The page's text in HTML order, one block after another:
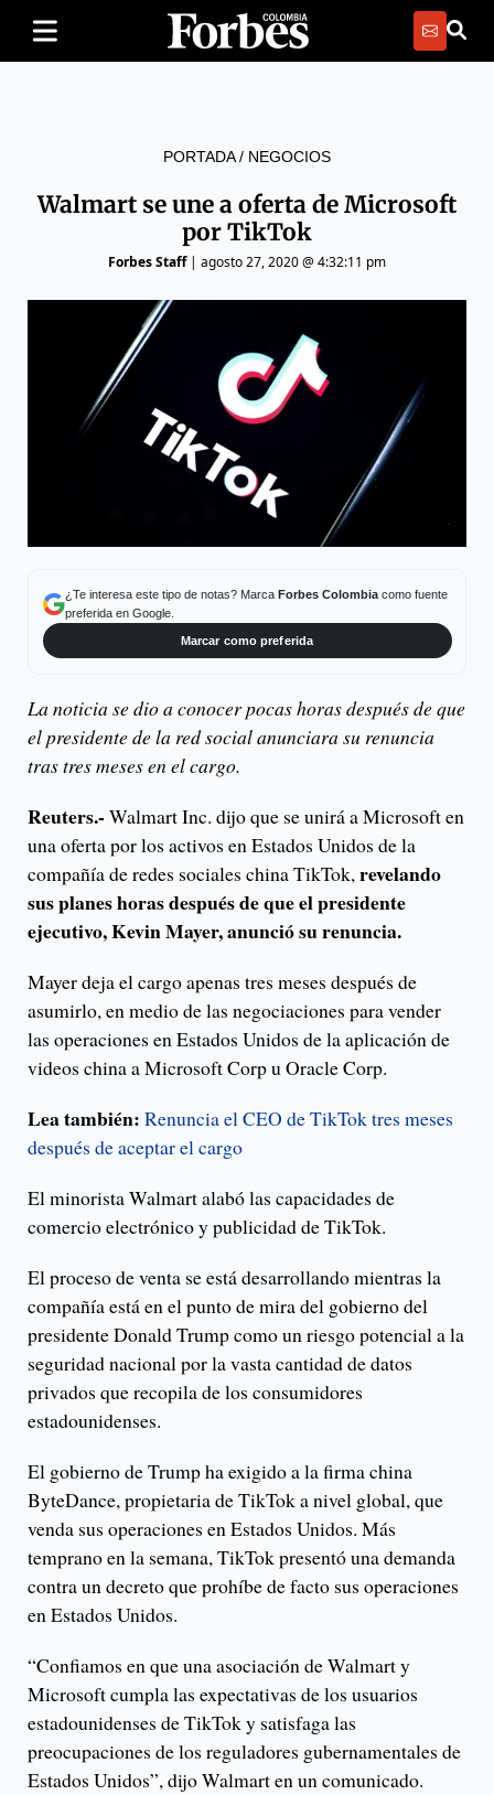
PORTADA/ NEGOCIOS
Walmart se une a oferta de Microsoft
por TikTok
Forbes Staff| agosto 27, 2020 @ 4:32:11 pm
¿Te interesa este tipo de notas? Marca Forbes Colombiacomo fuente
preferida en Google.
Marcar como preferida
La noticia se dio a conocer pocas horas después de que
el presidente de la red social anunciara su renuncia
tras tres meses en el cargo.
Reuters.- Walmart Inc. dijo que se unirá a Microsoft en
una oferta por los activos en Estados Unidos de la
compañía de redes sociales china TikTok,revelando
sus planes horas después de que el presidente
ejecutivo, Kevin Mayer, anunció su renuncia.
Mayer deja el cargo apenas tres meses después de
asumirlo, en medio de las negociaciones para vender
las operaciones en Estados Unidos de la aplicación de
videos china a Microsoft Corp u Oracle Corp.
Lea también: Renuncia el CEO de TikTok tres meses
después de aceptar el cargo
El minorista Walmart alabó las capacidades de
comercio electrónico y publicidad de TikTok.
El proceso de venta se está desarrollando mientras la
compañía está en el punto de mira del gobierno del
presidente Donald Trump como un riesgo potencial a la
seguridad nacional por la vasta cantidad de datos
privados que recopila de los consumidores
estadounidenses.
El gobierno de Trump ha exigido a la firma china
ByteDance, propietaria de TikTok a nivel global, que
venda sus operaciones en Estados Unidos. Más
temprano en la semana, TikTok presentó una demanda
contra un decreto que prohíbe de facto sus operaciones
en Estados Unidos.
“Confiamos en que una asociación de Walmart y
Microsoft cumpla las expectativas de los usuarios
estadounidenses de TikTok y satisfaga las
preocupaciones de los reguladores gubernamentales de
Estados Unidos”, dijo Walmart en un comunicado.